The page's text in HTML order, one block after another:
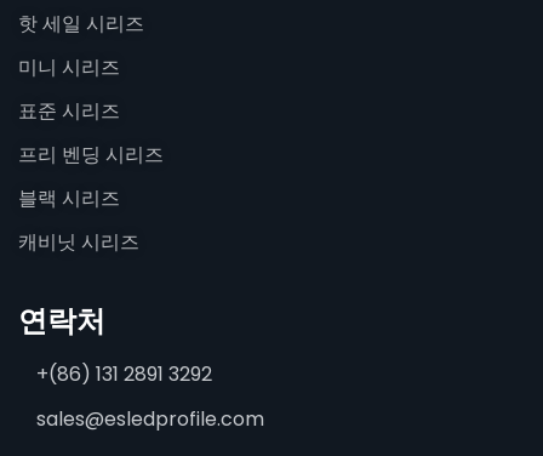
핫 세일 시리즈
미니 시리즈
표준 시리즈
프리 벤딩 시리즈
블랙 시리즈
캐비닛 시리즈
연락처
+(86) 131 2891 3292
sales@esledprofile.com